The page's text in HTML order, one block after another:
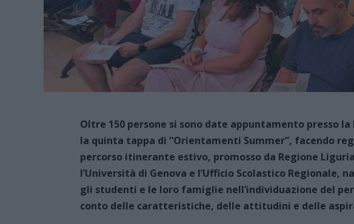
Oltre 150 persone si sono date appuntamento presso
la quinta tappa di “Orientamenti Summer”, facendo
percorso itinerante estivo, promosso da Regione
l’Università di Genova e l’Ufficio Scolastico Regionale,
gli studenti e le loro famiglie nell’individuazione del
conto delle caratteristiche, delle attitudini e delle